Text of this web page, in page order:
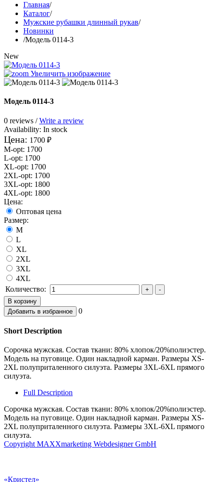
Главная/
Каталог/
Мужские рубашки длинный рукав/
Новинки
/Модель 0114-3
New
Увеличить изображение
Модель 0114-3
0 reviews /Write a review
Availability: In stock
Цена: 1700 ₽
M-opt: 1700
L-opt: 1700
XL-opt: 1700
2XL-opt: 1700
3XL-opt: 1800
4XL-opt: 1800
Цена:
Оптовая цена
Размер:
M
L
XL
2XL
3XL
4XL
Количество:
0
Short Description
Сорочка мужская. Состав ткани: 80% хлопок/20%полиэстер.
Модель на пуговице. Один накладной карман. Размеры XS-
2XL полуприталенного силуэта. Размеры 3XL-6XL прямого
силуэта.
Full Description
Сорочка мужская. Состав ткани: 80% хлопок/20%полиэстер.
Модель на пуговице. Один накладной карман. Размеры XS-
2XL полуприталенного силуэта. Размеры 3XL-6XL прямого
силуэта.
Copyright MAXXmarketing Webdesigner GmbH
«Кристел»